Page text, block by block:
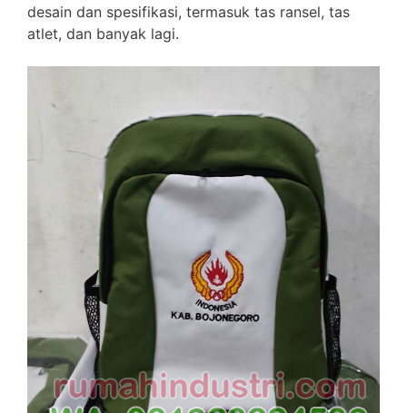
desain dan spesifikasi, termasuk tas ransel, tas
atlet, dan banyak lagi.